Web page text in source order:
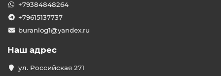
+79384848264
+79615137737
buranlog1@yandex.ru
Наш адрес
ул. Российская 271